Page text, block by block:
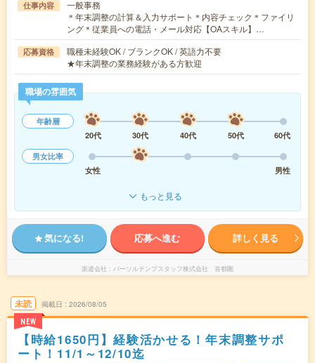
仕事内容
一般事務
＊年末調整の計算＆入力サポート＊内容チェック＊ファイリ
ング＊従業員への電話・メール対応【OAスキル】…
応募資格
職種未経験OK / ブランクOK / 英語力不要
★年末調整の業務経験がある方歓迎
職場の雰囲気
年齢層
20代
30代 40代 50代
60代
男女比率
女性
男性
もっと見る
気になる! 応募へ進む 詳しく見る
派遣会社 パーソルテンプスタッフ株式会社 首都圏
未読
NEW
掲載日 2026/08/05
【時給1650円】経験活かせる！年末調整サポ
ート！11/1～12/10迄